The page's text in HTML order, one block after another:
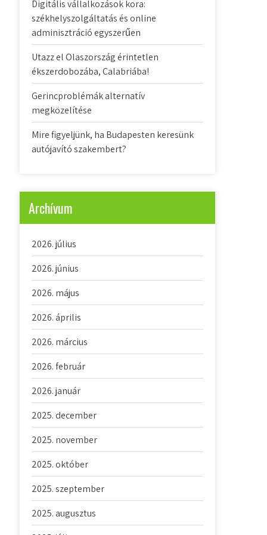
Digitális vállalkozások kora:
székhelyszolgáltatás és online
adminisztráció egyszerűen
Utazz el Olaszország érintetlen
ékszerdobozába, Calabriába!
Gerincproblémák alternatív
megközelítése
Mire figyeljünk, ha Budapesten keresünk
autójavító szakembert?
Archívum
2026. július
2026. június
2026. május
2026. április
2026. március
2026. február
2026. január
2025. december
2025. november
2025. október
2025. szeptember
2025. augusztus